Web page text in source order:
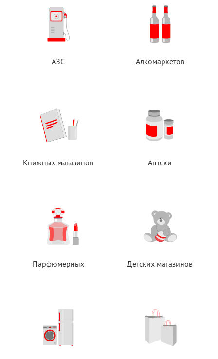
АЗС Алкомаркетов
Книжных магазинов Аптеки
Парфюмерных Детских магазинов